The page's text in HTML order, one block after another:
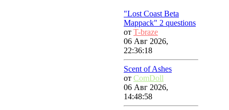
"Lost Coast Beta
Mappack" 2 questions
от T-braze
06 Авг 2026,
22:36:18
Scent of Ashes
от ComDoll
06 Авг 2026,
14:48:58